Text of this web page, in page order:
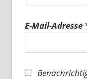
E-Mail-Adresse